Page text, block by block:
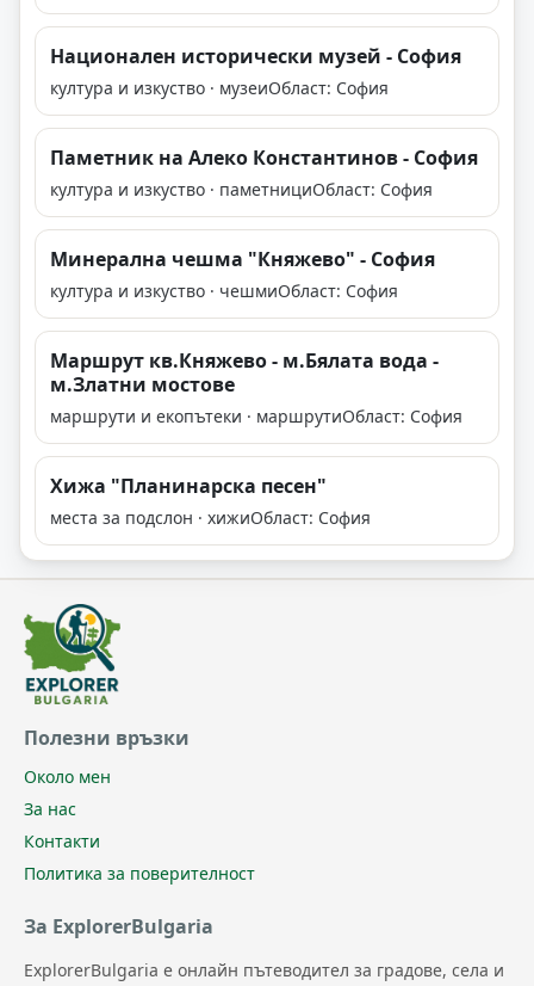
Национален исторически музей - София
култура и изкуство · музеиОбласт: София
Паметник на Алеко Константинов - София
култура и изкуство · паметнициОбласт: София
Минерална чешма "Княжево" - София
култура и изкуство · чешмиОбласт: София
Маршрут кв.Княжево - м.Бялата вода -
м.Златни мостове
маршрути и екопътеки · маршрутиОбласт: София
Хижа "Планинарска песен"
места за подслон · хижиОбласт: София
Полезни връзки
Около мен
За нас
Контакти
Политика за поверителност
За ExplorerBulgaria
ExplorerBulgaria е онлайн пътеводител за градове, села и